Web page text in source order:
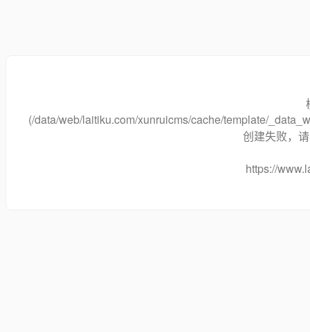
(/data/web/laitiku.com/xunruicms/cache/template/
创建失败，
https://